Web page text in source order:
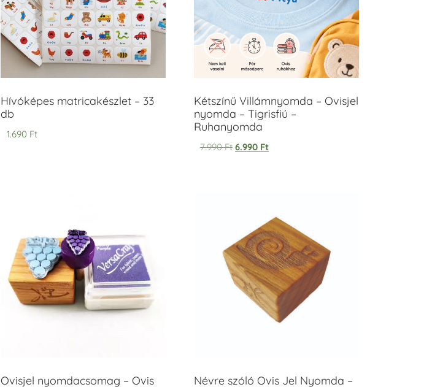
Hívóképes matricakészlet – 33
db
1.690 Ft
Kétszínű Villámnyomda – Ovisjel
nyomda – Tigrisfiú –
Ruhanyomda
7.990Ft 6.990 Ft
Ovisjel nyomdacsomag – Ovis
Névre szóló Ovis Jel Nyomda –